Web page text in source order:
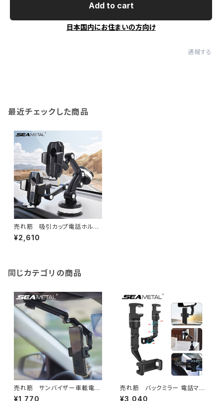
Add to cart
日本国内にお住まいの方向け
通報する
最近チェックした商品
売れ筋 吸引カップ電話ホルダ
ー車のフロント ガラス/ダッシュ
ボード ユニバーサル重力電話マ
¥2,610
同じカテゴリの商品
売れ筋 サンバイザー車載電話
ホルダー柔軟な 360 度調節可
¥1,770
売れ筋 バックミラー 電話マウ
ント 車載電話ホルダークリップ
¥3,040